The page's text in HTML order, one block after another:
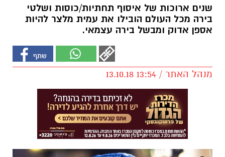
שנים ארוכות של איסוף תחתיות/כוסות ושלטי
בירה מכל העולם הובילו את עמית מלצר להיות
אספן אדוק ומבשל בירה עצמאי.
מנהל האתר / 13:54 13.10.18